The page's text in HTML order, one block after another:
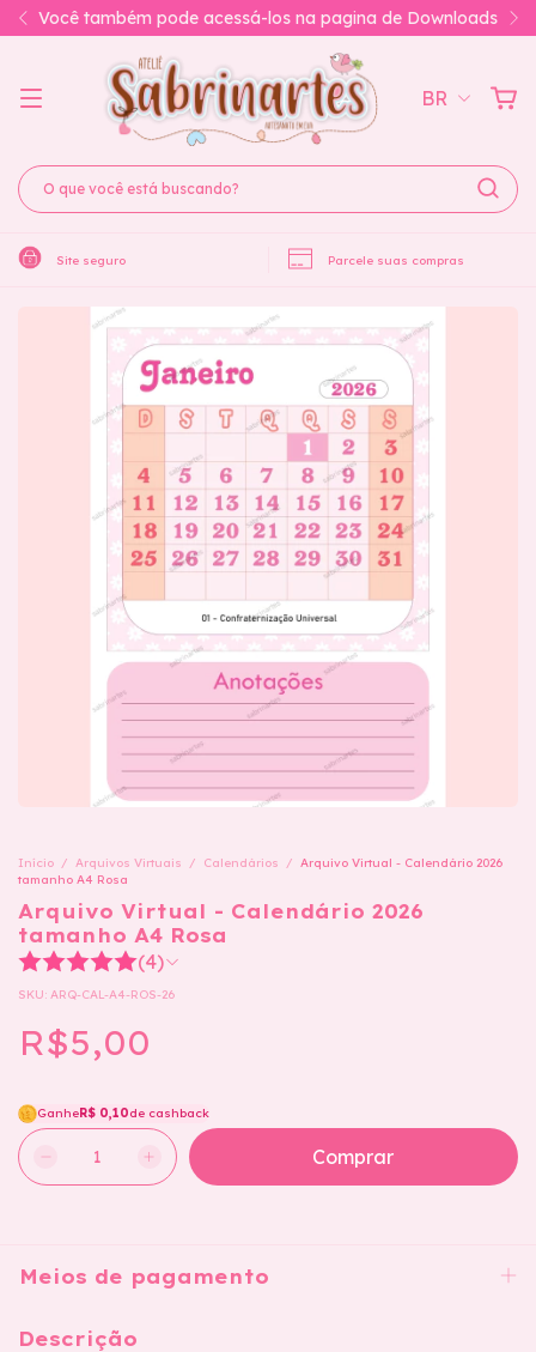
Você também pode acessá-los na pagina de Downloads
BR
Site seguro Parcele suas compras
Início / Arquivos Virtuais / Calendários / Arquivo Virtual - Calendário 2026
tamanho A4 Rosa
Arquivo Virtual - Calendário 2026
tamanho A4 Rosa
(4)
SKU: ARQ-CAL-A4-ROS-26
R$5,00
GanheR$ 0,10de cashback
Meios de pagamento
Descrição